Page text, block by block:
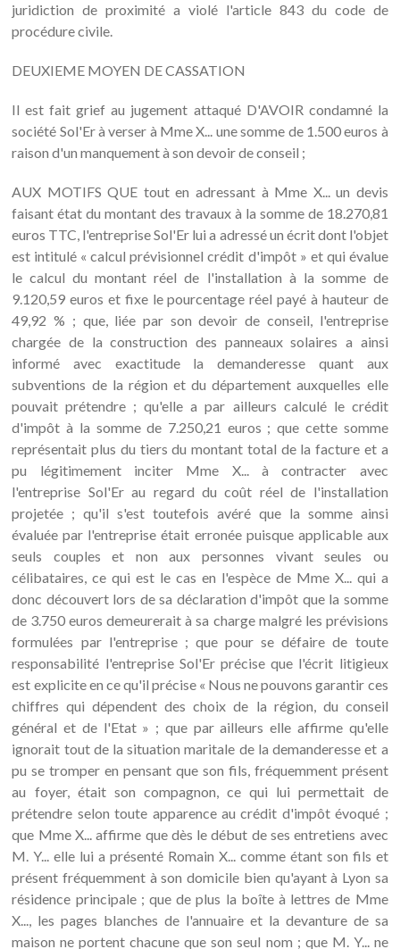
juridiction de proximité a violé l'article 843 du code de
procédure civile.
DEUXIEME MOYEN DE CASSATION
Il est fait grief au jugement attaqué D'AVOIR condamné la
société Sol'Er à verser à Mme X... une somme de 1.500 euros à
raison d'un manquement à son devoir de conseil ;
AUX MOTIFS QUE tout en adressant à Mme X... un devis
faisant état du montant des travaux à la somme de 18.270,81
euros TTC, l'entreprise Sol'Er lui a adressé un écrit dont l'objet
est intitulé « calcul prévisionnel crédit d'impôt » et qui évalue
le calcul du montant réel de l'installation à la somme de
9.120,59 euros et fixe le pourcentage réel payé à hauteur de
49,92 % ; que, liée par son devoir de conseil, l'entreprise
chargée de la construction des panneaux solaires a ainsi
informé avec exactitude la demanderesse quant aux
subventions de la région et du département auxquelles elle
pouvait prétendre ; qu'elle a par ailleurs calculé le crédit
d'impôt à la somme de 7.250,21 euros ; que cette somme
représentait plus du tiers du montant total de la facture et a
pu légitimement inciter Mme X... à contracter avec
l'entreprise Sol'Er au regard du coût réel de l'installation
projetée ; qu'il s'est toutefois avéré que la somme ainsi
évaluée par l'entreprise était erronée puisque applicable aux
seuls couples et non aux personnes vivant seules ou
célibataires, ce qui est le cas en l'espèce de Mme X... qui a
donc découvert lors de sa déclaration d'impôt que la somme
de 3.750 euros demeurerait à sa charge malgré les prévisions
formulées par l'entreprise ; que pour se défaire de toute
responsabilité l'entreprise Sol'Er précise que l'écrit litigieux
est explicite en ce qu'il précise « Nous ne pouvons garantir ces
chiffres qui dépendent des choix de la région, du conseil
général et de l'Etat » ; que par ailleurs elle affirme qu'elle
ignorait tout de la situation maritale de la demanderesse et a
pu se tromper en pensant que son fils, fréquemment présent
au foyer, était son compagnon, ce qui lui permettait de
prétendre selon toute apparence au crédit d'impôt évoqué ;
que Mme X... affirme que dès le début de ses entretiens avec
M. Y... elle lui a présenté Romain X... comme étant son fils et
présent fréquemment à son domicile bien qu'ayant à Lyon sa
résidence principale ; que de plus la boîte à lettres de Mme
X..., les pages blanches de l'annuaire et la devanture de sa
maison ne portent chacune que son seul nom ; que M. Y... ne